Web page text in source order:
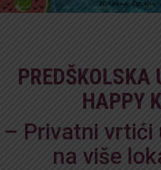
PREDŠKOLSKA
HAPPY
– Privatni vrtići
na više